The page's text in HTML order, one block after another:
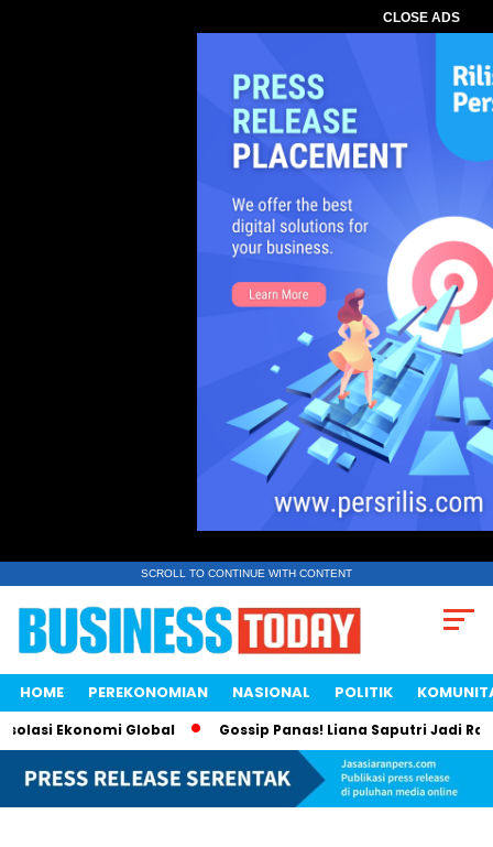
CLOSE ADS
SCROLL TO CONTINUE WITH CONTENT
HOME PEREKONOMIAN NASIONAL POLITIK
Ekonomi Global Gossip Panas! Liana Saputri Jadi Ratu